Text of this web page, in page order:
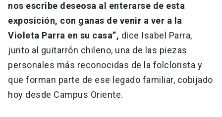
nos escribe deseosa al enterarse de esta
exposición, con ganas de venir a ver a la
Violeta Parra en su casa”, dice Isabel Parra,
junto al guitarrón chileno, una de las piezas
personales más reconocidas de la folclorista y
que forman parte de ese legado familiar, cobijado
hoy desde Campus Oriente.